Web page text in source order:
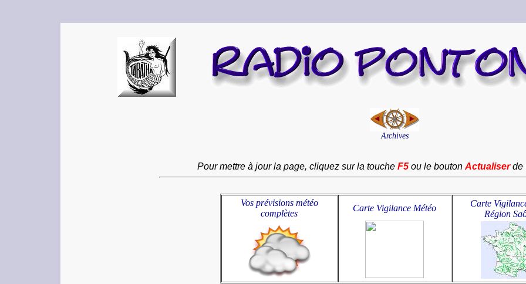
Archives
Pour mettre à jour la page, cliquez sur la touche F5ou le bouton Actualiserde
Vos prévisions météo
complètes
Carte Vigilance Météo
Carte
Région